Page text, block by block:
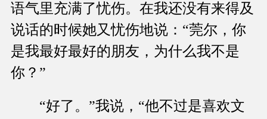
语气里充满了忧伤。在我还没有来得及
说话的时候她又忧伤地说：“莞尔，你
是我最好最好的朋友，为什么我不是
你？”
“好了。”我说，“他不过是喜欢文